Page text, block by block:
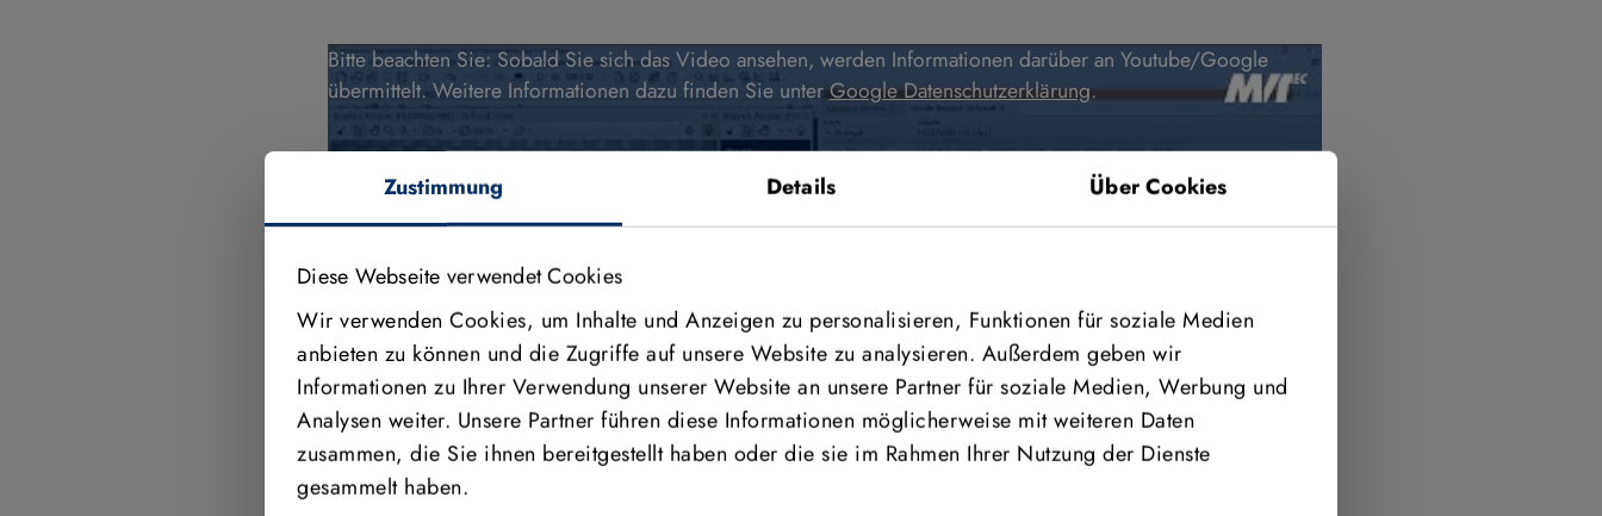
Zustimmung Details Über Cookies
Diese Webseite verwendet Cookies
Wir verwenden Cookies, um Inhalte und Anzeigen zu personalisieren, Funktionen für soziale Medien
anbieten zu können und die Zugriffe auf unsere Website zu analysieren. Außerdem geben wir
Informationen zu Ihrer Verwendung unserer Website an unsere Partner für soziale Medien, Werbung und
Analysen weiter. Unsere Partner führen diese Informationen möglicherweise mit weiteren Daten
zusammen, die Sie ihnen bereitgestellt haben oder die sie im Rahmen Ihrer Nutzung der Dienste
gesammelt haben.
Bitte beachten Sie: Sobald Sie sich das Video ansehen, werden Informationen darüber an Youtube/Google
übermittelt. Weitere Informationen dazu finden Sie unterGoogle Datenschutzerklärung.